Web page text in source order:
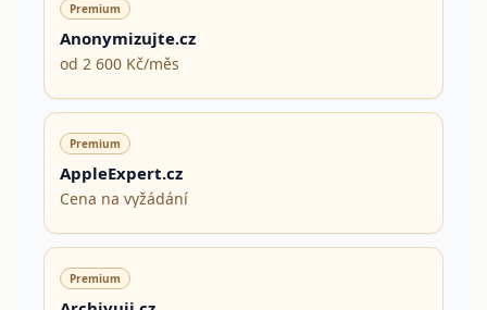
Premium
Anonymizujte.cz
od 2 600 Kč/měs
Premium
AppleExpert.cz
Cena na vyžádání
Premium